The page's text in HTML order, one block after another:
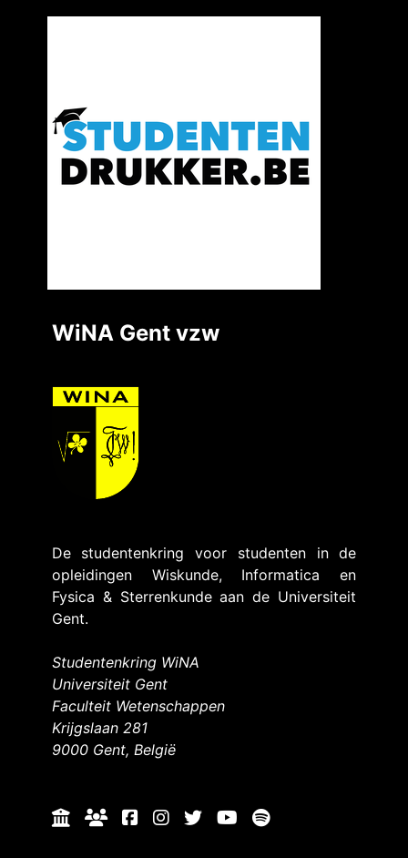
WiNA Gent vzw
De studentenkring voor studenten in de
opleidingen Wiskunde, Informatica en
Fysica & Sterrenkunde aan de Universiteit
Gent.
Studentenkring WiNA
Universiteit Gent
Faculteit Wetenschappen
Krijgslaan 281
9000 Gent, België